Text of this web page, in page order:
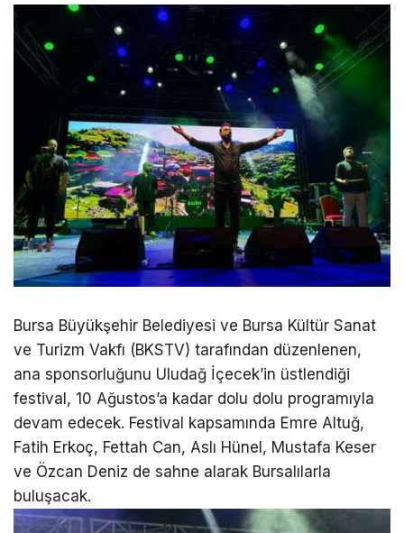
Bursa Büyükşehir Belediyesi ve Bursa Kültür Sanat
ve Turizm Vakfı (BKSTV) tarafından düzenlenen,
ana sponsorluğunu Uludağ İçecek’in üstlendiği
festival, 10 Ağustos’a kadar dolu dolu programıyla
devam edecek. Festival kapsamında Emre Altuğ,
Fatih Erkoç, Fettah Can, Aslı Hünel, Mustafa Keser
ve Özcan Deniz de sahne alarak Bursalılarla
buluşacak.